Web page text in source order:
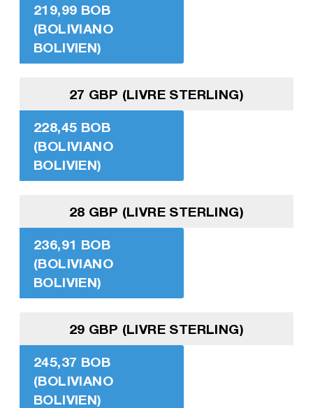
219,99 BOB
(BOLIVIANO
BOLIVIEN)
27 GBP (LIVRE STERLING)
228,45 BOB
(BOLIVIANO
BOLIVIEN)
28 GBP (LIVRE STERLING)
236,91 BOB
(BOLIVIANO
BOLIVIEN)
29 GBP (LIVRE STERLING)
245,37 BOB
(BOLIVIANO
BOLIVIEN)